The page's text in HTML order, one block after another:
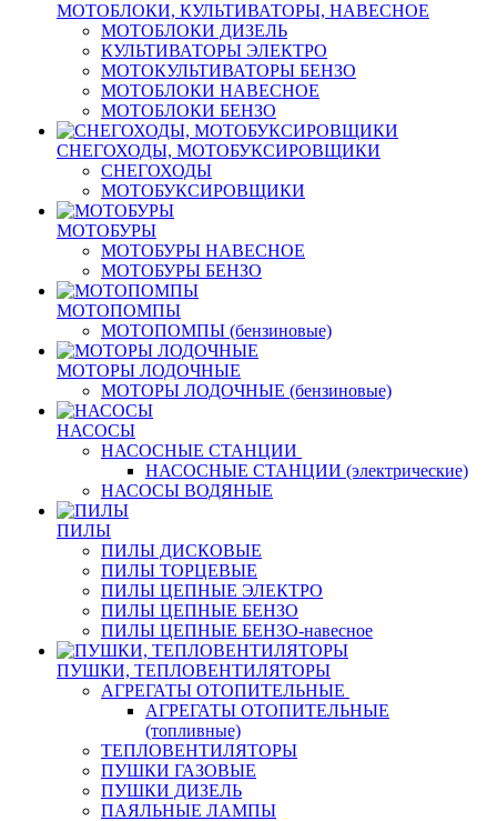
МОТОБЛОКИ, КУЛЬТИВАТОРЫ, НАВЕСНОЕ
МОТОБЛОКИ ДИЗЕЛЬ
КУЛЬТИВАТОРЫ ЭЛЕКТРО
МОТОКУЛЬТИВАТОРЫ БЕНЗО
МОТОБЛОКИ НАВЕСНОЕ
МОТОБЛОКИ БЕНЗО
СНЕГОХОДЫ, МОТОБУКСИРОВЩИКИ
СНЕГОХОДЫ
МОТОБУКСИРОВЩИКИ
МОТОБУРЫ
МОТОБУРЫ НАВЕСНОЕ
МОТОБУРЫ БЕНЗО
МОТОПОМПЫ
МОТОПОМПЫ (бензиновые)
МОТОРЫ ЛОДОЧНЫЕ
МОТОРЫ ЛОДОЧНЫЕ (бензиновые)
НАСОСЫ
НАСОСНЫЕ СТАНЦИИ
НАСОСНЫЕ СТАНЦИИ (электрические)
НАСОСЫ ВОДЯНЫЕ
ПИЛЫ
ПИЛЫ ДИСКОВЫЕ
ПИЛЫ ТОРЦЕВЫЕ
ПИЛЫ ЦЕПНЫЕ ЭЛЕКТРО
ПИЛЫ ЦЕПНЫЕ БЕНЗО
ПИЛЫ ЦЕПНЫЕ БЕНЗО-навесное
ПУШКИ, ТЕПЛОВЕНТИЛЯТОРЫ
АГРЕГАТЫ ОТОПИТЕЛЬНЫЕ
АГРЕГАТЫ ОТОПИТЕЛЬНЫЕ
(топливные)
ТЕПЛОВЕНТИЛЯТОРЫ
ПУШКИ ГАЗОВЫЕ
ПУШКИ ДИЗЕЛЬ
ПАЯЛЬНЫЕ ЛАМПЫ